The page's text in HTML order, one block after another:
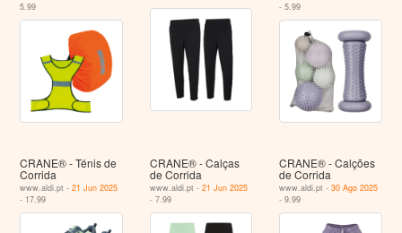
5.99
- 5.99
CRANE® - Ténis de
Corrida
www.aldi.pt -21 Jun 2025
- 17.99
CRANE® - Calças
de Corrida
www.aldi.pt - 21 Jun 2025
- 7.99
CRANE® - Calções
de Corrida
www.aldi.pt -30 Ago 2025
- 9.99